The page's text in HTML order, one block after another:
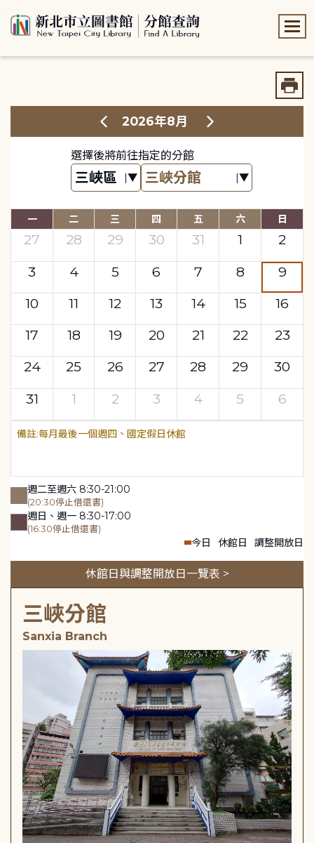
2026年8月
選擇後將前往指定的分館
一 二 三 四 五 六 日
27 28 29 30 31 1
2
3
4 5 6 7 8
9
10
11 12 13 14 15
16
17
18 19 20 21 22
23
24
25 26 27 28 29
30
31
1 2 3 4 5 6
每月最後一個週四、國定假日休館
週二至週六 8:30-21:00
(20:30停止借還書)
週日、週一 8:30-17:00
(16:30停止借還書)
今日 休館日 調整開放日
休館日與調整開放日一覽表 >
三峽分館
Sanxia Branch